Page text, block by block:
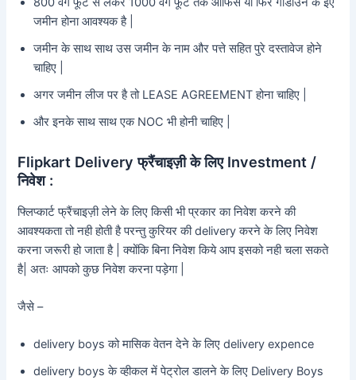
जमीन होना आवश्यक है |
जमीन के साथ साथ उस जमीन के नाम और पत्ते सहित पुरे दस्तावेज होने
चाहिए |
अगर जमीन लीज पर है तो LEASE AGREEMENT होना चाहिए |
और इनके साथ साथ एक NOC भी होनी चाहिए |
Flipkart Delivery फ्रैंचाइज़ी के लिए Investment /
निवेश :
फ्लिप्कार्ट फ्रैंचाइज़ी लेने के लिए किसी भी प्रकार का निवेश करने की
आवश्यकता तो नही होती है परन्तु कुरियर की delivery करने के लिए निवेश
करना जरूरी हो जाता है | क्योंकि बिना निवेश किये आप इसको नही चला सकते
है| अतः आपको कुछ निवेश करना पड़ेगा |
जैसे –
delivery boys को मासिक वेतन देने के लिए delivery expence
delivery boys के व्हीकल में पेट्रोल डालने के लिए Delivery Boys